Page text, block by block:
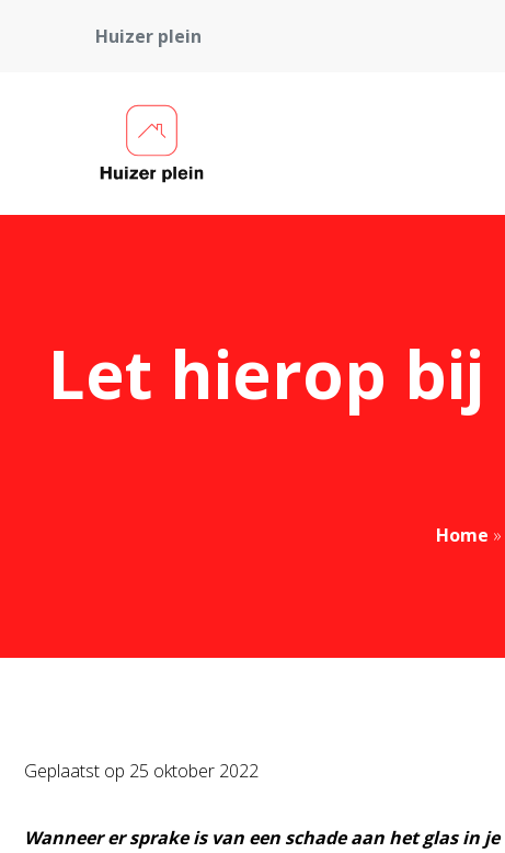
Huizer plein
Let hierop
Home »
Geplaatst op 25 oktober 2022
Wanneer er sprake is van een schade aan het glas in